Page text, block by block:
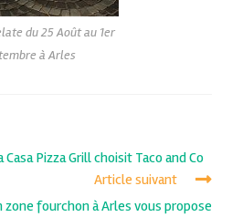
du 25 Août au 1er
à Arles
Pizza Grill choisit Taco and Co
Article suivant
zone fourchon à Arles vous propose